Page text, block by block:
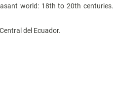
world: 18th to 20th centuries.
del Ecuador.